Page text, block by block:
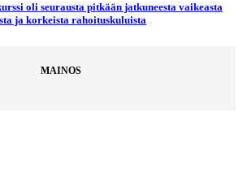
oli seurausta pitkään jatkuneesta vaikeasta
ja korkeista rahoituskuluista
MAINOS